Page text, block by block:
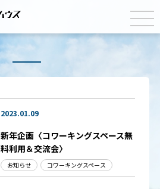
2023.01.09
新年企画〈コワーキングスペース無
料利用＆交流会〉
お知らせ コワーキングスペース